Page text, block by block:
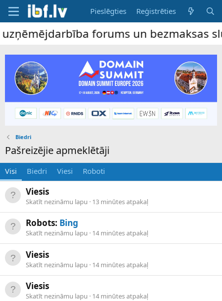
Pieslēgties Reģistrēties
forums un bezmaksas
Biedri
Pašreizējie apmeklētāji
Visi Biedri Viesi Roboti
Viesis
Skatīt nezināmu lapu 13 minūtes atpakaļ
Robots: Bing
Skatīt nezināmu lapu 14 minūtes atpakaļ
Viesis
Skatīt nezināmu lapu 14 minūtes atpakaļ
Viesis
Skatīt nezināmu lapu 14 minūtes atpakaļ